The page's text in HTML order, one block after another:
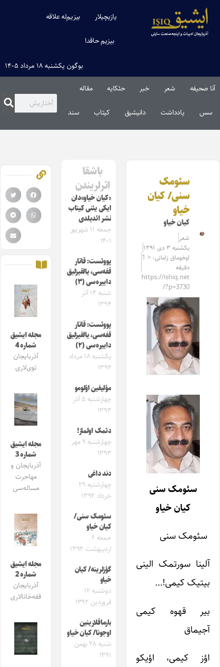
یازیچیلار بیزیم‌له علاقه
بیزیم حاقدا
بوگون یکشنبه ۱۸ مرداد ۱۴۰۵
آنا صحیفه شعر خبر حئکایه مقاله‌
سس یادداشت دانیشیق کیتاب سند
سئومک
سنی/ کیان
خیاو
کیان خیاو
شعر
یکشنبه ۳ دی ۱۳۹۱
اوخوماق زامانی: < 1
دقیقه
https://ishiq.net
/?p=3730
سئومک سنی
کیان خیاو
سئومک سنی
آلینا سورتمک الینی
بیتیک کیمی!…
بیر قهوه کیمی
آجیماق
اؤز کیمی، اؤیکو
باشقا
اثرلریندن
«کیان خیاو»دان
ایکی یئنی کیتاب
نشر ائدیلدی
جمعه ۱۱ شهریور
۱۴۰۱
پووئست: قاتار
قفه‌سی، یالقیزلیق
داییره‌سی (۳)
شنبه ۱۴ آذر
۱۳۹۴
پووئست: قاتار
قفه‌سی، یالقیزلیق
داییره‌سی (۲)
یکشنبه ۱۸ مرداد
۱۳۹۴
مؤلیفین اؤلومو
چهارشنبه ۵ آذر
۱۳۹۳
دئمک اولماز!
چهارشنبه ۹ مهر
۱۳۹۳
دند داغی
چهارشنبه ۲۹
خرداد ۱۳۹۲
سئومک سنی/
کیان خیاو
جمعه ۶
اردیبهشت ۱۳۹۲
گؤزلرینه/ کیان
خیاو
دوشنبه ۱۲
فروردین ۱۳۹۲
بارماقلارینین
اوجونا/ کیان خیاو
شنبه ۲۸ بهمن
۱۳۹۱
مجله ایشیق
شماره 4
آذربایجان
توی‌لاری
مجله ایشیق
شماره 3
آذربایجان و
مهاجرت
مساله‌سی
مجله ایشیق
شماره 2
آذربایجان
قفه‌خانالاری